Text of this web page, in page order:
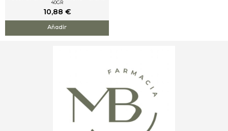
40GR
10,88 €
Añadir